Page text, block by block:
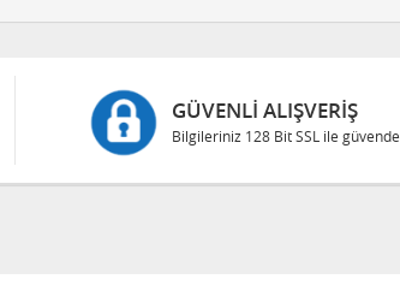
GÜVENLI ALIŞVERIŞ
Bilgileriniz 128 Bit SSL ile güvende